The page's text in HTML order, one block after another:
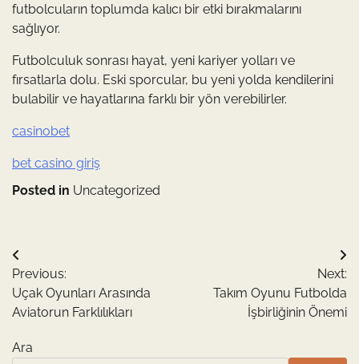
futbolcuların toplumda kalıcı bir etki bırakmalarını
sağlıyor.
Futbolculuk sonrası hayat, yeni kariyer yolları ve
fırsatlarla dolu. Eski sporcular, bu yeni yolda kendilerini
bulabilir ve hayatlarına farklı bir yön verebilirler.
casinobet
bet casino giriş
Posted in Uncategorized
Yazı
gezinmesi
Previous:
Uçak Oyunları Arasında
Aviatorun Farklılıkları
Next:
Takım Oyunu Futbolda
İşbirliğinin Önemi
Ara